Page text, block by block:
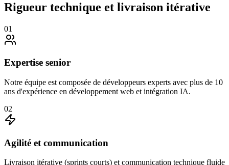
Rigueur technique et livraison itérative
01
Expertise senior
Notre équipe est composée de développeurs experts avec plus de 10
ans d'expérience en développement web et intégration IA.
02
Agilité et communication
Livraison itérative (sprints courts) et communication technique fluide